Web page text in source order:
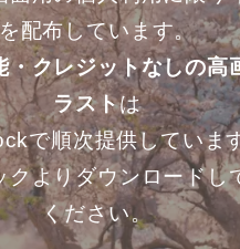
を配布しています。
・クレジットなしの高
ラストは
で順次提供していま
クよりダウンロードし
ください。